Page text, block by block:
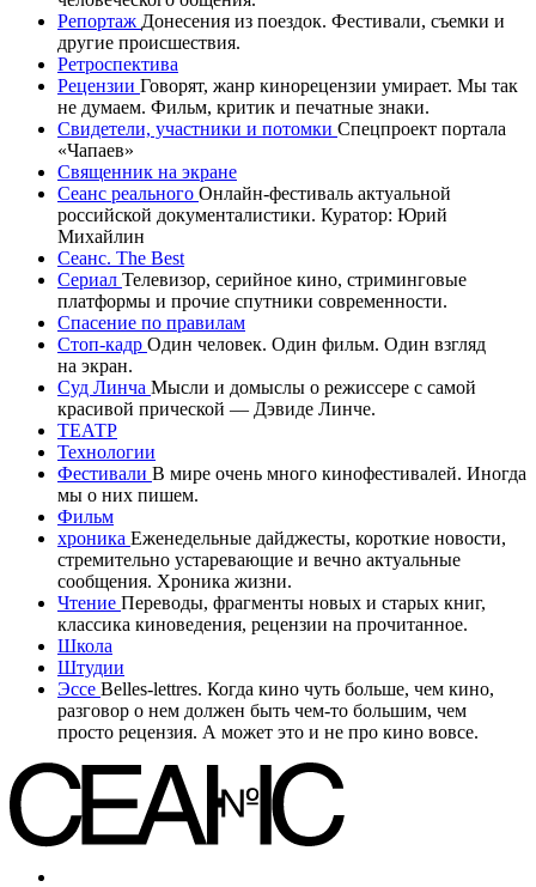
Репортаж Донесения из поездок. Фестивали, съемки и
другие происшествия.
Ретроспектива
Рецензии Говорят, жанр кинорецензии умирает. Мы так
не думаем. Фильм, критик и печатные знаки.
Свидетели, участники и потомки Спецпроект портала
«Чапаев»
Священник на экране
Сеанс реального Онлайн-фестиваль актуальной
российской документалистики. Куратор: Юрий
Михайлин
Сеанс. The Best
Сериал Телевизор, серийное кино, стриминговые
платформы и прочие спутники современности.
Спасение по правилам
Стоп-кадр Один человек. Один фильм. Один взгляд
на экран.
Суд Линча Мысли и домыслы о режиссере с самой
красивой прической — Дэвиде Линче.
ТЕАТР
Технологии
Фестивали В мире очень много кинофестивалей. Иногда
мы о них пишем.
Фильм
хроника Еженедельные дайджесты, короткие новости,
стремительно устаревающие и вечно актуальные
сообщения. Хроника жизни.
Чтение Переводы, фрагменты новых и старых книг,
классика киноведения, рецензии на прочитанное.
Школа
Штудии
Эссе Belles-lettres. Когда кино чуть больше, чем кино,
разговор о нем должен быть чем-то большим, чем
просто рецензия. А может это и не про кино вовсе.